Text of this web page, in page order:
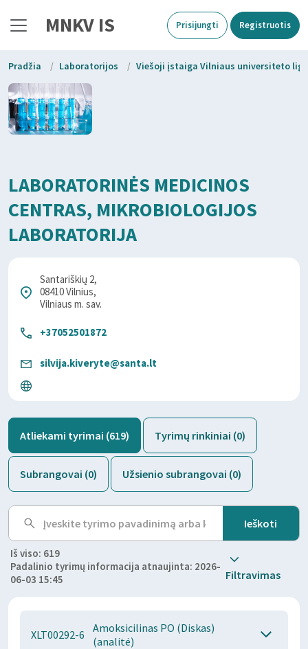
MNKV IS Prisijungti Registruotis
Pradžia / Laboratorijos / Viešoji įstaiga Vilniaus universiteto
LABORATORINĖS MEDICINOS
CENTRAS, MIKROBIOLOGIJOS
LABORATORIJA
Santariškių 2,
08410 Vilnius,
Vilniaus m. sav.
+37052501872
silvija.kiveryte@santa.lt
Atliekami tyrimai (619) Tyrimų rinkiniai (0)
Subrangovai (0) Užsienio subrangovai (0)
Iš viso: 619
Padalinio tyrimų informacija atnaujinta: 2026-
06-03 15:45
Filtravimas
XLT00292-6
Amoksicilinas PO (Diskas)
(analitė)